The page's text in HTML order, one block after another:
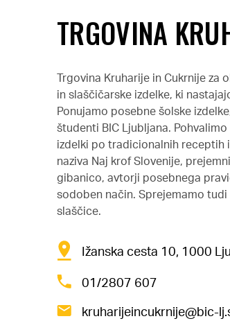
TRGOVINA
Trgovina Kruharije in Cukrnije za
in slaščičarske izdelke, ki
Ponujamo posebne šolske
študenti BIC Ljubljana.
izdelki po tradicionalnih receptih
naziva Naj krof Slovenije,
gibanico, avtorji posebnega
sodoben način. Sprejemamo
slaščice.
Ižanska cesta 10, 1000
01/2807 607
kruharijeincukrnije@bic-